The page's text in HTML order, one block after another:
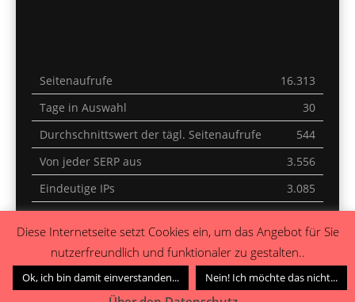
Seitenaufrufe
16.313
Tage in Auswahl
30
Durchschnittswert der tägl. Seitenaufrufe
544
Von jeder SERP aus
3.556
Eindeutige IPs
3.085
Letzte 30 Minuten
51
Gestern
0
Diese Internetseite setzt Cookies ein, um das Angebot für Sie
nutzerfreundlich und funktionaler zu gestalten..
Ok, ich bin damit einverstanden... Nein! Ich möchte das nicht...